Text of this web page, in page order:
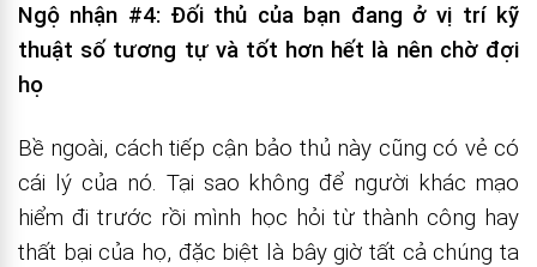
Ngộ nhận #4: Đối thủ của bạn đang ở vị trí kỹ
thuật số tương tự và tốt hơn hết là nên chờ đợi
họ
Bề ngoài, cách tiếp cận bảo thủ này cũng có vẻ có
cái lý của nó. Tại sao không để người khác mạo
hiểm đi trước rồi mình học hỏi từ thành công hay
thất bại của họ, đặc biệt là bây giờ tất cả chúng ta